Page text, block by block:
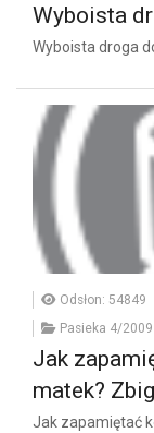
Wyboista
Wyboista droga
Odsłon: 54849
Pasieka 4/2009
Jak
matek?
Jak zapamiętać